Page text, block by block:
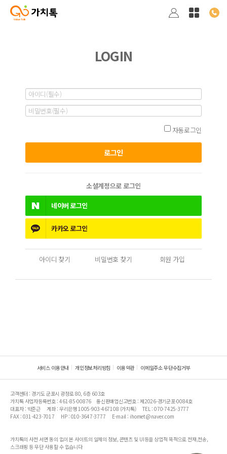
LOGIN
자동로그인
소셜계정으로 로그인
네이버로그인
카카오로그인
아이디 찾기 비밀번호 찾기 회원 가입
서비스 이용안내 개인정보처리방침 이용약관 이메일주소 무단수집거부
고객센터 : 경기도 군포시 광정로 80, 6층 603호
가치톡 사업자등록번호 : 461-85-00876
통신판매업신고번호 : 제2026-경기군포-0084호
대표자 : 박준근
계좌 : 우리은행 1005-903-467108 (가치톡)
TEL : 070-7425-3777
FAX : 031-423-7017
HP : 010-3647-3777 E-mail : ihomet@naver.com
가치톡의 사전 서면 동의 없이 본 사이트의 일체의 정보, 콘텐츠 및 UI등을 상업적 목적으로 전재,전송,
스크래핑 등 무단 사용할 수 없습니다